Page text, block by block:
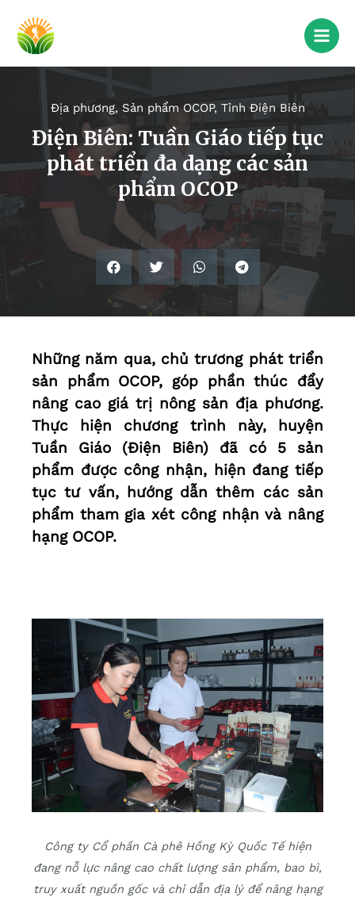
Địa phương, Sản phẩm OCOP, Tỉnh Điện Biên
Điện Biên: Tuần Giáo tiếp tục
phát triển đa dạng các sản
phẩm OCOP
Những năm qua, chủ trương phát triển
sản phẩm OCOP, góp phần thúc đẩy
nâng cao giá trị nông sản địa phương.
Thực hiện chương trình này, huyện
Tuần Giáo (Điện Biên) đã có 5 sản
phẩm được công nhận, hiện đang tiếp
tục tư vấn, hướng dẫn thêm các sản
phẩm tham gia xét công nhận và nâng
hạng OCOP.
Công ty Cổ phần Cà phê Hồng Kỳ Quốc Tế hiện
đang nỗ lực nâng cao chất lượng sản phẩm, bao bì,
truy xuất nguồn gốc và chỉ dẫn địa lý để nâng hạng